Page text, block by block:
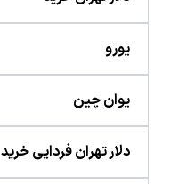
یورو
یوان چین
دلار تهران فردایی خرید